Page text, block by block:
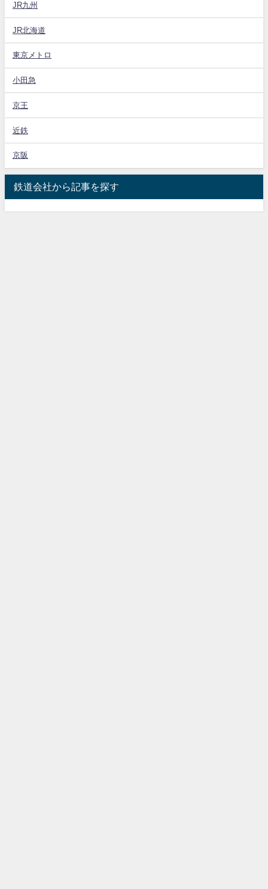
JR九州
JR北海道
東京メトロ
小田急
京王
近鉄
京阪
鉄道会社から記事を探す